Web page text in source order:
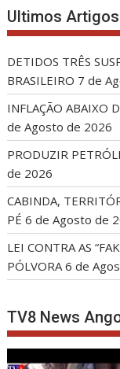
Ultimos Artigos
DETIDOS TRÊS
BRASILEIRO 7 de
INFLAÇÃO ABAIXO
de Agosto de 2026
PRODUZIR
de 2026
CABINDA,
PÉ 6 de Agosto de
LEI CONTRA AS
PÓLVORA 6 de
TV8 News